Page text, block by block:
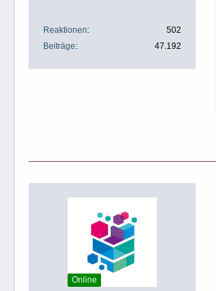
Reaktionen
502
Beiträge
47.192
Online